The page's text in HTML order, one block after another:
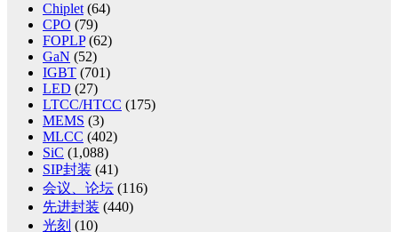
Chiplet (64)
CPO (79)
FOPLP(62)
GaN (52)
IGBT (701)
LED (27)
LTCC/HTCC (175)
MEMS (3)
MLCC (402)
SiC (1,088)
SIP封装 (41)
会议、论坛 (116)
先进封装 (440)
光刻 (10)